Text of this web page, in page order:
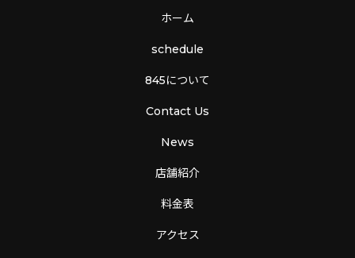
ホーム
schedule
845について
Contact Us
News
店舗紹介
料金表
アクセス